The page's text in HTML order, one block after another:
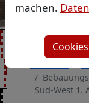
Süd-West 1.
machen.